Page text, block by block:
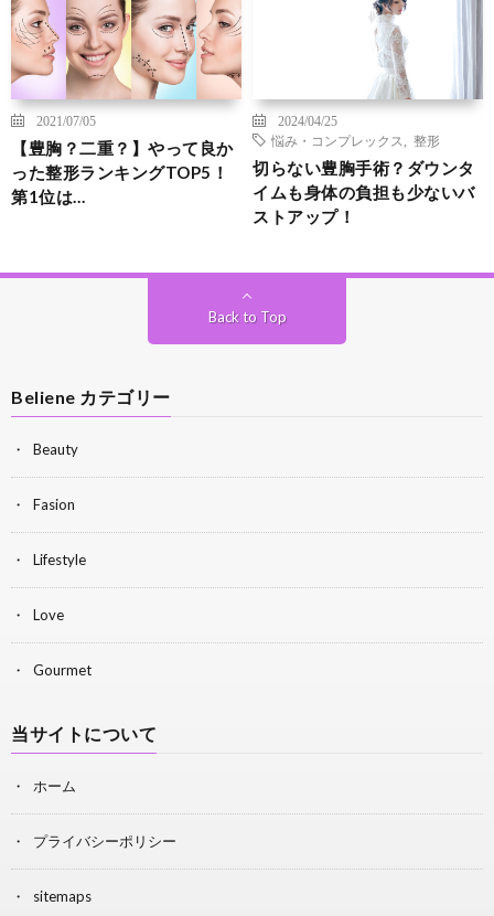
2021/07/05
【豊胸？二重？】やって良か
った整形ランキングTOP5！
第1位は…
2024/04/25
悩み・コンプレックス
整形
切らない豊胸手術？ダウンタ
イムも身体の負担も少ないバ
ストアップ！
Back to Top
Beliene カテゴリー
Beauty
Fasion
Lifestyle
Love
Gourmet
当サイトについて
ホーム
プライバシーポリシー
sitemaps